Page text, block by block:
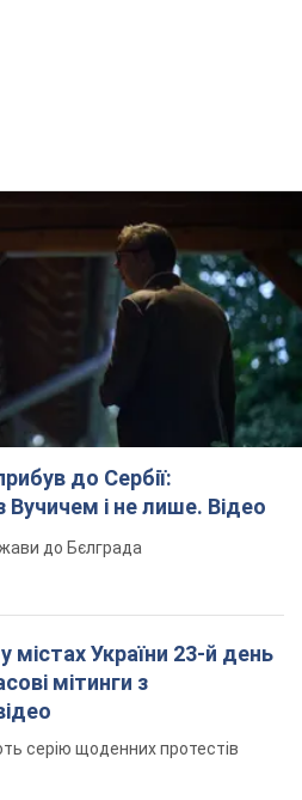
до Сербії:
Вучичем і не лише. Відео
до Бєлграда
містах України 23-й день
мітинги з
серію щоденних протестів